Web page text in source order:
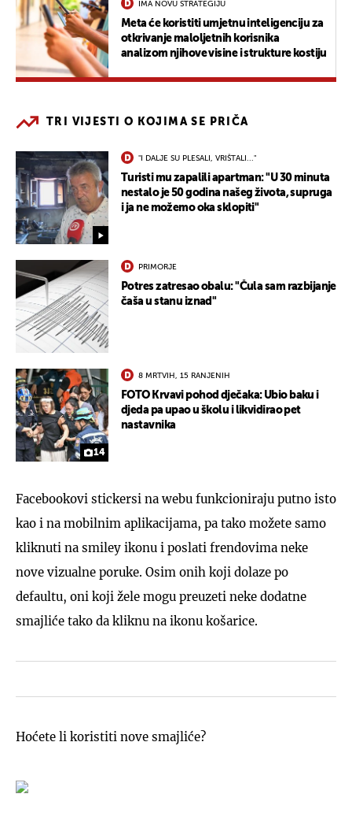
IMA NOVU STRATEGIJU
Meta će koristiti umjetnu inteligenciju za
otkrivanje maloljetnih korisnika
analizom njihove visine i strukture kostiju
TRI VIJESTI O KOJIMA SE PRIČA
"I DALJE SU PLESALI, VRIŠTALI..."
Turisti mu zapalili apartman: "U 30 minuta
nestalo je 50 godina našeg života, supruga
i ja ne možemo oka sklopiti"
PRIMORJE
Potres zatresao obalu: "Čula sam razbijanje
čaša u stanu iznad"
14
8 MRTVIH, 15 RANJENIH
FOTO Krvavi pohod dječaka: Ubio baku i
djeda pa upao u školu i likvidirao pet
nastavnika
Facebookovi stickersi na webu funkcioniraju putno isto
kao i na mobilnim aplikacijama, pa tako možete samo
kliknuti na smiley ikonu i poslati frendovima neke
nove vizualne poruke. Osim onih koji dolaze po
defaultu, oni koji žele mogu preuzeti neke dodatne
smajliće tako da kliknu na ikonu košarice.
Hoćete li koristiti nove smajliće?